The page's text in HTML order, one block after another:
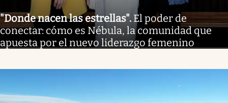
"Donde nacen las estrellas". El poder de
conectar: cómo es Nébula, la comunidad que
apuesta por el nuevo liderazgo femenino